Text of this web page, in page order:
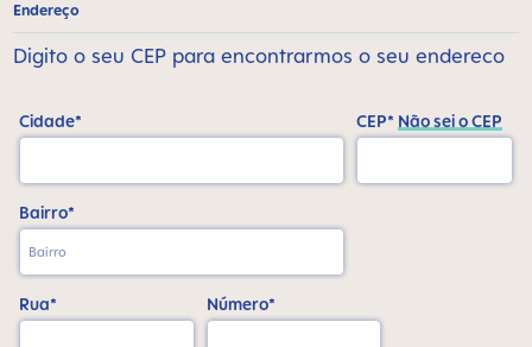
Endereço
Digito o seu CEP para encontrarmos o seu endereco
Cidade* CEP* Não sei o CEP
Bairro*
Rua* Número*